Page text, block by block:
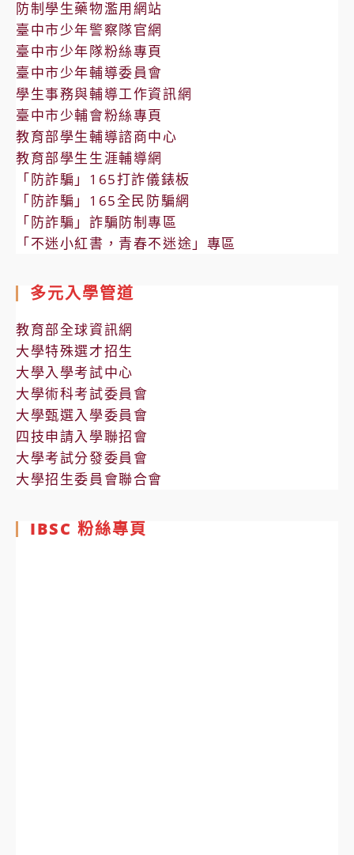
防制學生藥物濫用網站
臺中市少年警察隊官網
臺中市少年隊粉絲專頁
臺中市少年輔導委員會
學生事務與輔導工作資訊網
臺中市少輔會粉絲專頁
教育部學生輔導諮商中心
教育部學生生涯輔導網
「防詐騙」165打詐儀錶板
「防詐騙」165全民防騙網
「防詐騙」詐騙防制專區
「不迷小紅書，青春不迷途」專區
多元入學管道
教育部全球資訊網
大學特殊選才招生
大學入學考試中心
大學術科考試委員會
大學甄選入學委員會
四技申請入學聯招會
大學考試分發委員會
大學招生委員會聯合會
IBSC 粉絲專頁